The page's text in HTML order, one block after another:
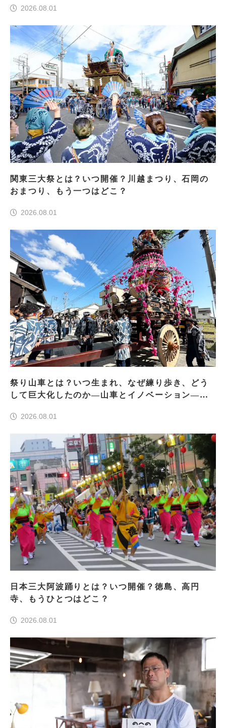
2026.08.01
関東三大祭とは？いつ開催？川越まつり、石岡の
おまつり、もう一つはどこ？
2026.08.01
祭り山車とは？いつ生まれ、なぜ練り歩き、どう
して巨大化したのか―山車とイノベーション―＜
2026.08.01
日本三大阿波踊りとは？いつ開催？徳島、高円
寺、もうひとつはどこ？
2026.08.01